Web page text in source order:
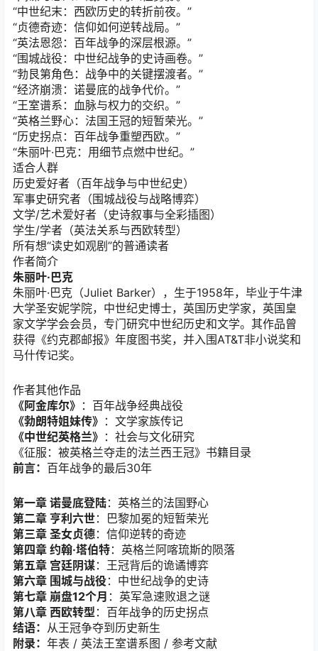
“中世纪末：西欧历史的转折前夜。”
“贞德奇迹：信仰如何逆转战局。”
“英法恩怨：百年战争的深层根源。”
“围城战役：中世纪战争的史诗画卷。”
“勃艮第角色：战争中的关键摆渡者。”
“经济崩溃：诺曼底的战争代价。”
“王室谱系：血脉与权力的交织。”
“英格兰野心：法国王冠的短暂荣光。”
“历史拐点：百年战争重塑西欧。”
“朱丽叶·巴克：用细节点燃中世纪。”
适合人群
历史爱好者（百年战争与中世纪史）
军事史研究者（围城战役与战略博弈）
文学/艺术爱好者（史诗叙事与全彩插图）
学生/学者（英法关系与西欧转型）
所有想“读史如观剧”的普通读者
作者简介
朱丽叶·巴克
朱丽叶·巴克（Juliet Barker），生于1958年，毕业于牛津
大学圣安妮学院，中世纪史博士，英国历史学家，英国皇
家文学学会会员，专门研究中世纪历史和文学。其作品曾
获得《约克郡邮报》年度图书奖，并入围AT&T非小说奖和
马什传记奖。
作者其他作品
《阿金库尔》 ：百年战争经典战役
《勃朗特姐妹传》 ：文学家族传记
《中世纪英格兰》 ：社会与文化研究
《征服：被英格兰夺走的法兰西王冠》书籍目录
前言： 百年战争的最后30年
第一章 诺曼底登陆：英格兰的法国野心
第二章 亨利六世：巴黎加冕的短暂荣光
第三章 圣女贞德：信仰逆转的奇迹
第四章 约翰·塔伯特：英格兰阿喀琉斯的陨落
第五章 宫廷阴谋：王冠背后的诡谲博弈
第六章 围城与战役：中世纪战争的史诗
第七章 崩盘12个月 ：英军急速败退之谜
第八章 西欧转型 ：百年战争的历史拐点
结语： 从王冠争夺到历史新生
附录： 年表 / 英法王室谱系图 / 参考文献